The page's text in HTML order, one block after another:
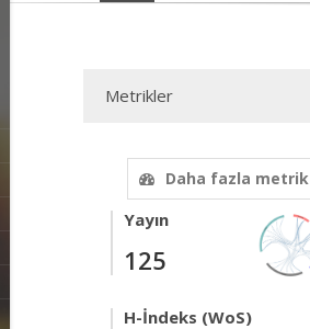
Metrikler
Daha fazla metrik
Yayın
125
H-İndeks (WoS)